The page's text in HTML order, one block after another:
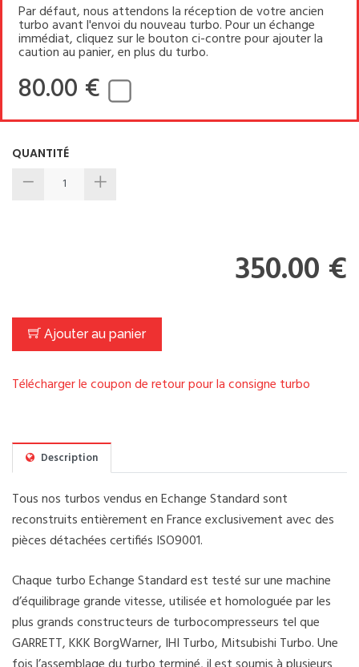
Par défaut, nous attendons la réception de votre ancien
turbo avant l'envoi du nouveau turbo. Pour un échange
immédiat, cliquez sur le bouton ci-contre pour ajouter la
caution au panier, en plus du turbo.
80.00 €
QUANTITÉ
350.00 €
Ajouter au panier
Télécharger le coupon de retour pour la consigne turbo
Description
Tous nos turbos vendus en Echange Standard sont
reconstruits entièrement en France exclusivement avec des
pièces détachées certifiés ISO9001.
Chaque turbo Echange Standard est testé sur une machine
d’équilibrage grande vitesse, utilisée et homologuée par les
plus grands constructeurs de turbocompresseurs tel que
GARRETT, KKK BorgWarner, IHI Turbo, Mitsubishi Turbo. Une